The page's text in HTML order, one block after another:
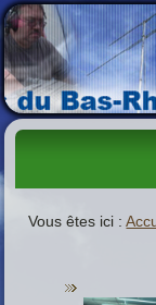
Vous êtes ici :